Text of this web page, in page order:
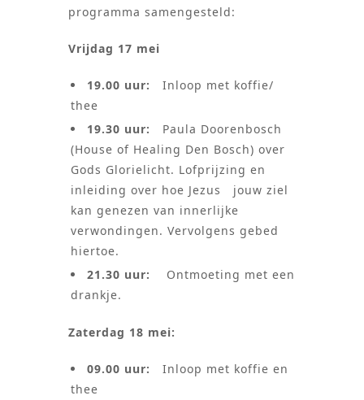
programma samengesteld:
Vrijdag 17 mei
19.00 uur:
Inloop met koffie/
thee
19.30 uur: Paula Doorenbosch
(House of Healing Den Bosch) over
Gods Glorielicht. Lofprijzing en
inleiding over hoe Jezus jouw ziel
kan genezen van innerlijke
verwondingen. Vervolgens gebed
hiertoe.
21.30 uur:
Ontmoeting met een
drankje.
Zaterdag 18 mei:
09.00 uur:
Inloop met koffie en
thee